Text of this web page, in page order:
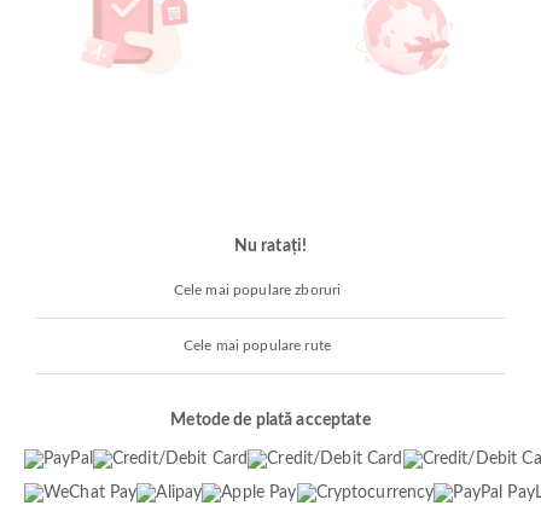
Nu ratați!
Cele mai populare zboruri
Cele mai populare rute
Metode de plată acceptate